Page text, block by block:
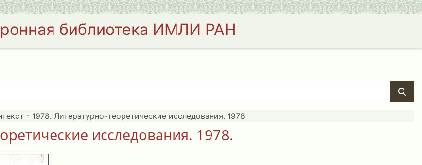
библиотека ИМЛИ РАН
- 1978. Литературно-теоретические исследования. 1978.
исследования. 1978.